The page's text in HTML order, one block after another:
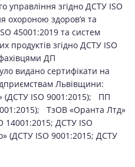
управління згідно ДСТУ ISO
охороною здоров’я та
45001:2019 та систем
продуктів згідно ДСТУ ISO
ДП
видано сертифікати на
Львівщини:
(ДСТУ ISO 9001:2015); ПП
ТзОВ «Оранта Лтд»
14001:2015; ДСТУ ISO
(ДСТУ ISO 9001:2015; ДСТУ